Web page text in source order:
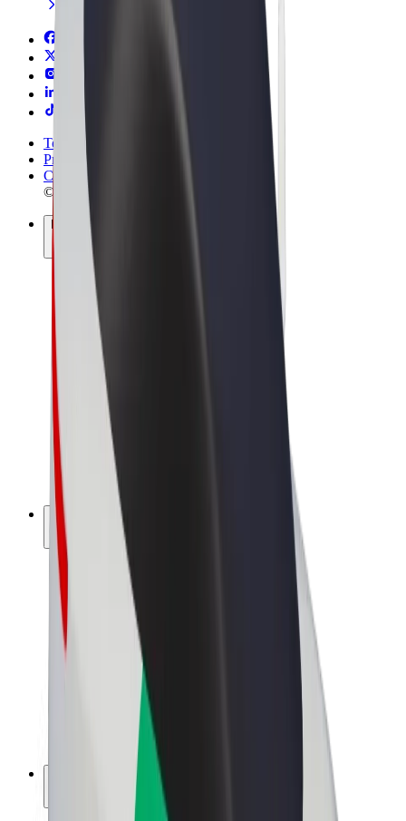
Terma & Syarat
Privasi
Cookies
© 2026 Bolt Technology OÜ
Produk
Perjalanan
Skuter
Bolt Market
Bolt Food
Bolt Drive
Bolt for Business
Basikal elektrik
Bolt Plus
Jana pendapatan dengan Bolt
Pemandu
Pendapatan pemandu
Pendapatan kurier
Peniaga Bolt Food